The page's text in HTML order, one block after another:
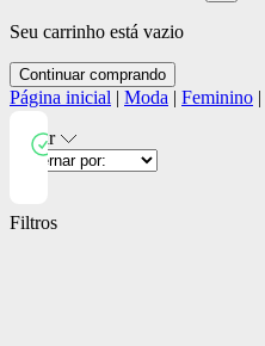
Seu carrinho está vazio
Continuar comprando
Página inicial | Moda | Feminino |
Filtrar
Filtros